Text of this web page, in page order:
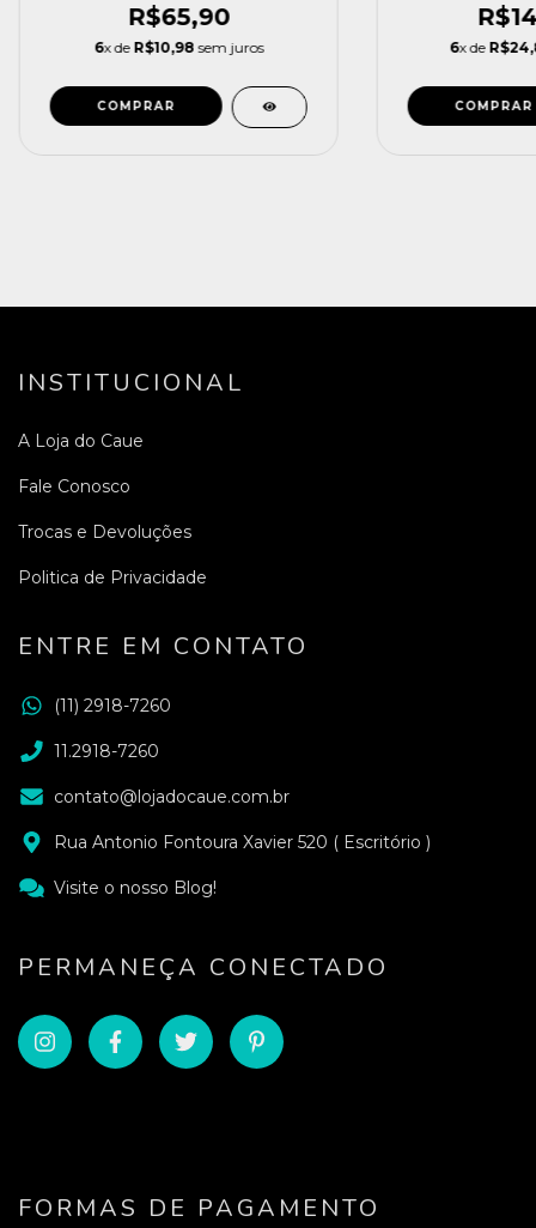
R$65,90
6x de R$10,98 sem juros 6x de
INSTITUCIONAL
A Loja do Caue
Fale Conosco
Trocas e Devoluções
Politica de Privacidade
ENTRE EM CONTATO
(11) 2918-7260
11.2918-7260
contato@lojadocaue.com.br
Rua Antonio Fontoura Xavier 520 ( Escritório )
Visite o nosso Blog!
PERMANEÇA CONECTADO
FORMAS DE PAGAMENTO